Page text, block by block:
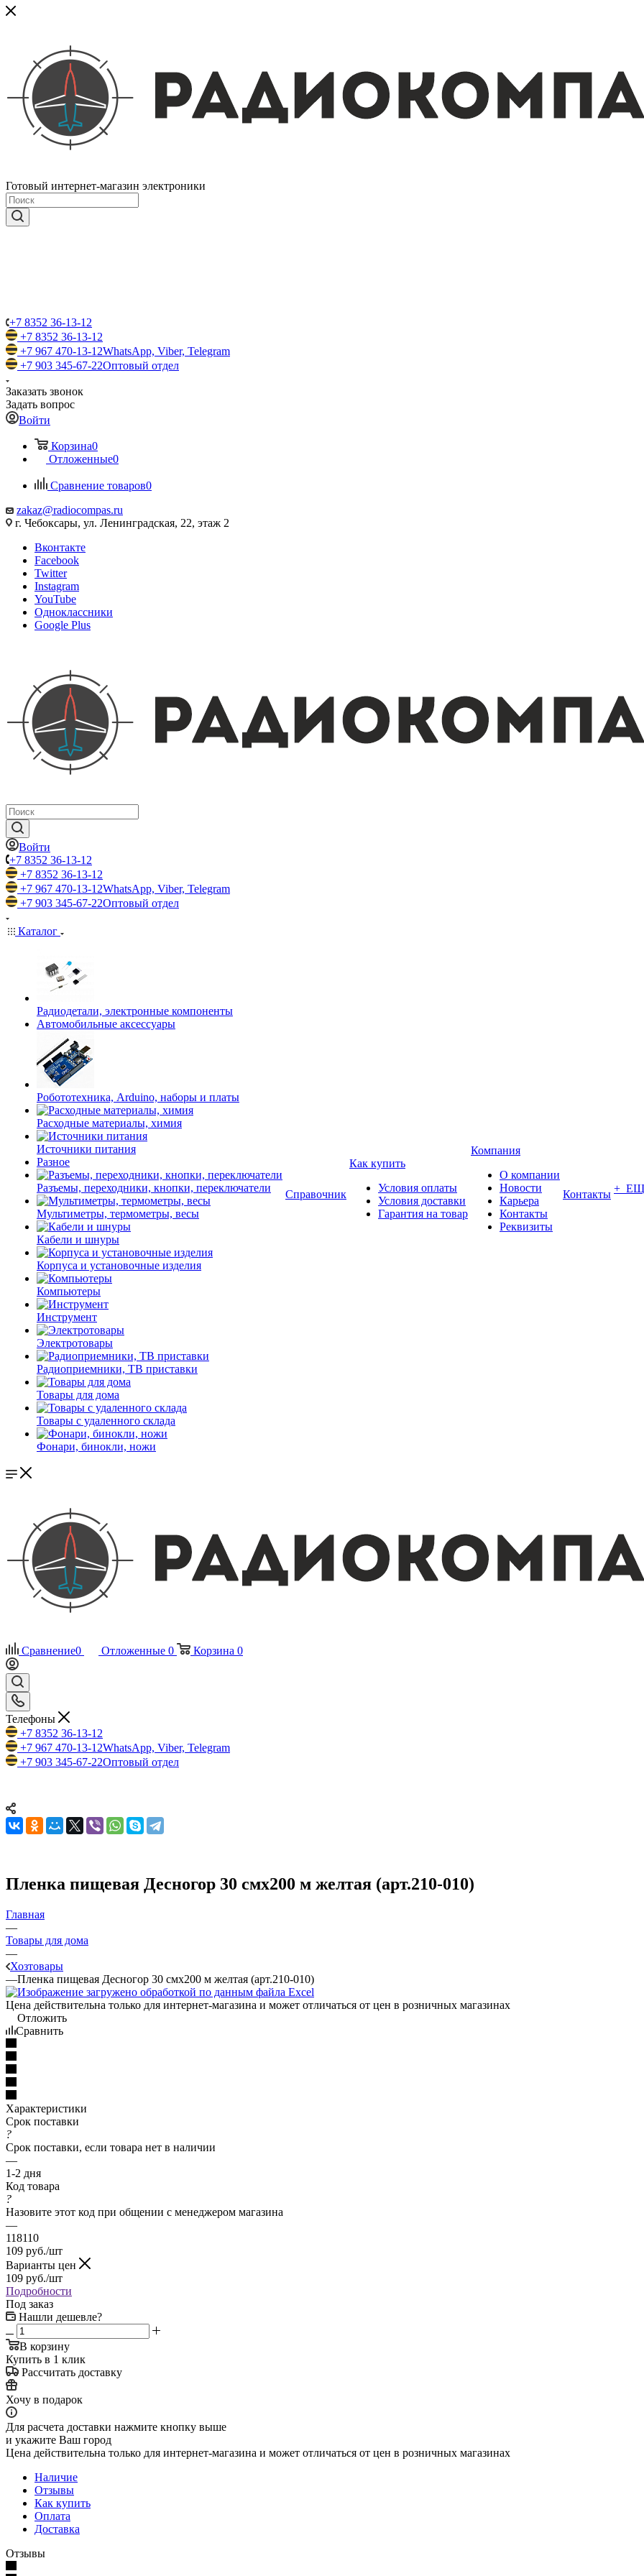
Готовый интернет-магазин электроники
+7 8352 36-13-12
+7 8352 36-13-12
+7 967 470-13-12WhatsApp, Viber, Telegram
+7 903 345-67-22Оптовый отдел
Заказать звонок
Задать вопрос
Войти
Корзина0
Отложенные0
Сравнение товаров0
zakaz@radiocompas.ru
г. Чебоксары, ул. Ленинградская, 22, этаж 2
Вконтакте
Facebook
Twitter
Instagram
YouTube
Одноклассники
Google Plus
Войти
+7 8352 36-13-12
+7 8352 36-13-12
+7 967 470-13-12WhatsApp, Viber, Telegram
+7 903 345-67-22Оптовый отдел
Каталог
Радиодетали, электронные компоненты
Автомобильные аксессуары
Робототехника, Arduino, наборы и платы
Расходные материалы, химия
Источники питания
Разное
Разъемы, переходники, кнопки, переключатели
Мультиметры, термометры, весы
Кабели и шнуры
Корпуса и установочные изделия
Компьютеры
Инструмент
Электротовары
Радиоприемники, ТВ приставки
Товары для дома
Товары с удаленного склада
Фонари, бинокли, ножи
Справочник
Как купить
Условия оплаты
Условия доставки
Гарантия на товар
Компания
О компании
Новости
Карьера
Контакты
Реквизиты
Контакты +
Сравнение0 Отложенные 0 Корзина 0
Телефоны
+7 8352 36-13-12
+7 967 470-13-12WhatsApp, Viber, Telegram
+7 903 345-67-22Оптовый отдел
Пленка пищевая Десногор 30 смх200 м желтая (арт.210-010)
Главная
—
Товары для дома
—
Хозтовары
—Пленка пищевая Десногор 30 смх200 м желтая (арт.210-010)
Цена действительна только для интернет-магазина и может отличаться от цен в розничных магазинах
Отложить
Сравнить
Характеристики
Срок поставки
?
Срок поставки, если товара нет в наличии
—
1-2 дня
Код товара
?
Назовите этот код при общении с менеджером магазина
—
118110
109 руб./шт
Варианты цен
109 руб./шт
Подробности
Под заказ
Нашли дешевле?
В корзину
Купить в 1 клик
Рассчитать доставку
Хочу в подарок
Для расчета доставки нажмите кнопку выше
и укажите Ваш город
Цена действительна только для интернет-магазина и может отличаться от цен в розничных магазинах
Наличие
Отзывы
Как купить
Оплата
Доставка
Отзывы